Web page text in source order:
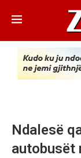
Ndalesë
autobusët